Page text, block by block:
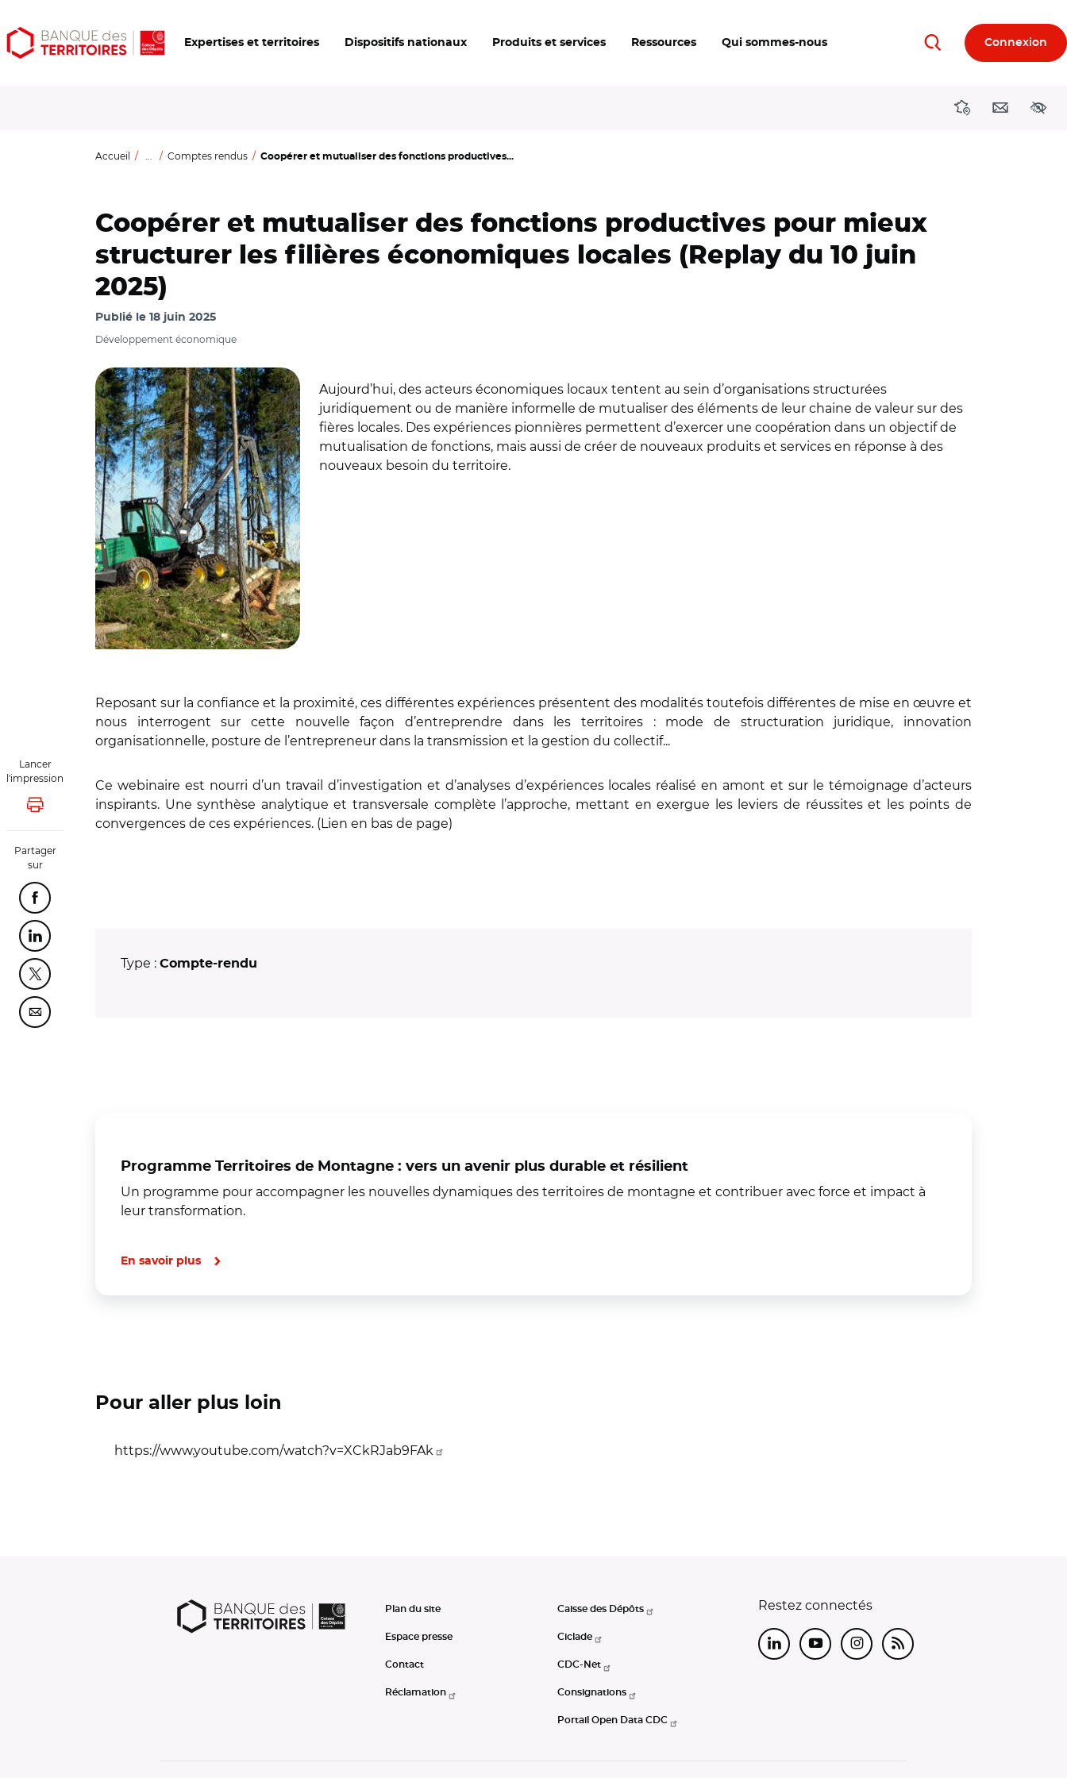
Aller
au
Aller
au
Ouvrir
les
Expertises et territoires Dispositifs nationaux Produits et services Ressources Qui sommes-nous RechercherConnexion
DirectionsContact
Accueil ... Comptes rendus Coopérer et mutualiser des fonctions productives...
Coopérer et mutualiser des fonctions productives pour mieux
structurer les filières économiques locales (Replay du 10 juin
2025)
Publié le 18 juin 2025
Développement économique
Lancer
l'impression
Lancer l'impression
Partager
sur
Partager cette page sur Facebook
Partager cette page sur Linkedin
Partager cette page sur Twitter
Partager cette page sur Courriel
Aujourd’hui, des acteurs économiques locaux tentent au sein d’organisations structurées
juridiquement ou de manière informelle de mutualiser des éléments de leur chaine de valeur sur des
fières locales. Des expériences pionnières permettent d’exercer une coopération dans un objectif de
mutualisation de fonctions, mais aussi de créer de nouveaux produits et services en réponse à des
nouveaux besoin du territoire.
Reposant sur la confiance et la proximité, ces différentes expériences présentent des modalités toutefois différentes de mise en œuvre et
nous interrogent sur cette nouvelle façon d’entreprendre dans les territoires : mode de structuration juridique, innovation
organisationnelle, posture de l’entrepreneur dans la transmission et la gestion du collectif...
Ce webinaire est nourri d’un travail d’investigation et d’analyses d’expériences locales réalisé en amont et sur le témoignage d’acteurs
inspirants. Une synthèse analytique et transversale complète l’approche, mettant en exergue les leviers de réussites et les points de
convergences de ces expériences. (Lien en bas de page)
Type : Compte-rendu
Programme Territoires de Montagne : vers un avenir plus durable et résilient
Un programme pour accompagner les nouvelles dynamiques des territoires de montagne et contribuer avec force et impact à
leur transformation.
En savoir plus
Pour aller plus loin
https://www.youtube.com/watch?v=XCkRJab9FAk
Plan du site
Espace presse
Contact
Réclamation
Caisse des Dépôts
Ciclade
CDC-Net
Consignations
Portail Open Data CDC
Restez connectés
LinkedInYoutubeInstagram
RSS